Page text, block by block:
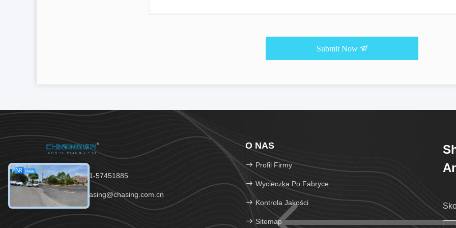
Submit Now
Tel：86-021-57451885
E-mail：chasing@chasing.com.cn
O NAS
Profil Firmy
Wycieczka Po Fabryce
Kontrola Jakości
Sitemap